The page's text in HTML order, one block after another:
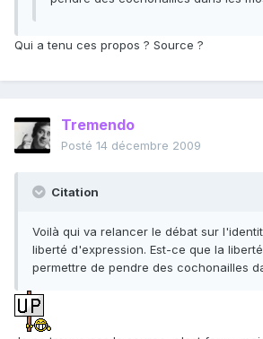
Qui a tenu ces propos ? Source ?
Tremendo
Posté 14 décembre 2009
Citation
Voilà qui va relancer le débat sur
liberté d'expression. Est-ce que la
permettre de pendre des cochonailles